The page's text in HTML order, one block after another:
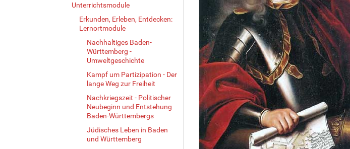
Unterrichtsmodule
Erkunden, Erleben, Entdecken:
Lernortmodule
Nachhaltiges Baden-
Württemberg -
Umweltgeschichte
Kampf um Partizipation - Der
lange Weg zur Freiheit
Nachkriegszeit - Politischer
Neubeginn und Entstehung
Baden-Württembergs
Jüdisches Leben in Baden
und Württemberg